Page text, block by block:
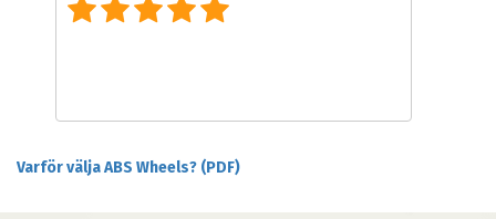
Varför välja ABS Wheels? (PDF)